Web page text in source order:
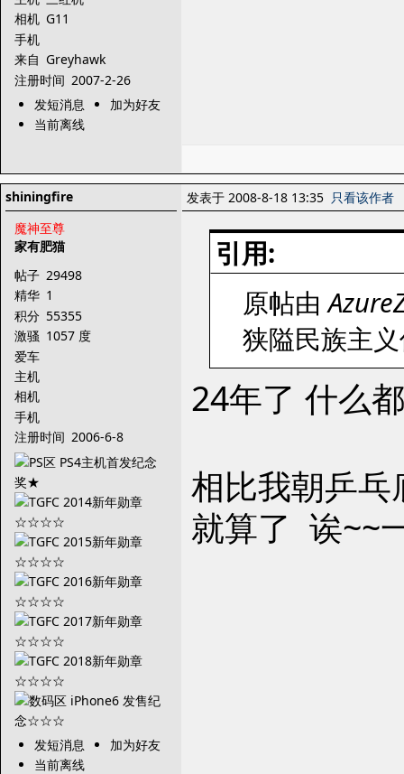
相机 G11
手机
来自 Greyhawk
注册时间 2007-2-26
发短消息
加为好友
当前离线
shiningfire
魔神至尊
家有肥猫
帖子 29498
精华 1
积分 55355
激骚 1057 度
爱车
主机
相机
手机
注册时间 2006-6-8
发短消息
加为好友
当前离线
发表于 2008-8-18 13:35 只看该作者
引用:
原帖由
狭隘民族主
24年了 什么
相比我朝乒
就算了 诶~~